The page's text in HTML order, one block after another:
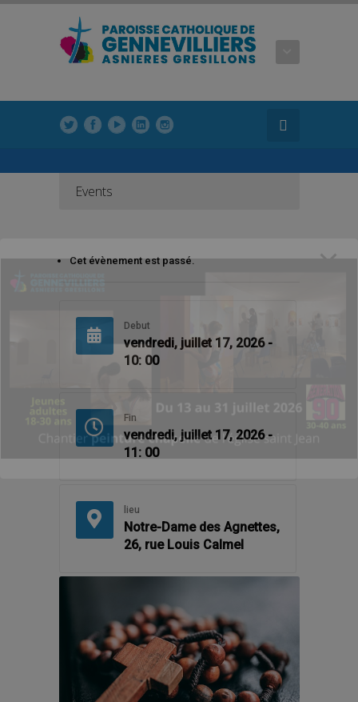
Events
Cet évènement est passé.
Debut
vendredi, juillet 17, 2026 -
10: 00
Fin
vendredi, juillet 17, 2026 -
11: 00
lieu
Notre-Dame des Agnettes,
26, rue Louis Calmel